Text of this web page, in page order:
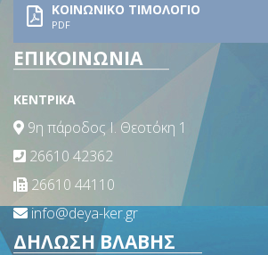
ΚΟΙΝΩΝΙΚΟ ΤΙΜΟΛΟΓΙΟ
PDF
ΕΠΙΚΟΙΝΩΝΙΑ
ΚΕΝΤΡΙΚΑ
9η πάροδος Ι. Θεοτόκη 1
26610 42362
26610 44110
info@deya-ker.gr
ΔΗΛΩΣΗ ΒΛΑΒΗΣ